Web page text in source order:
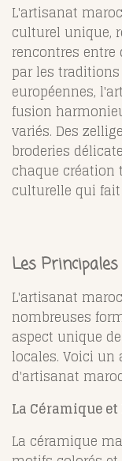
L'artisanat
culturel unique,
rencontres
par les traditions
européennes,
fusion
variés. Des
broderies
chaque création
culturelle qui
Les
L'artisanat
nombreuses
aspect unique
locales. Voici un
d'artisanat
La Céramique
La céramique